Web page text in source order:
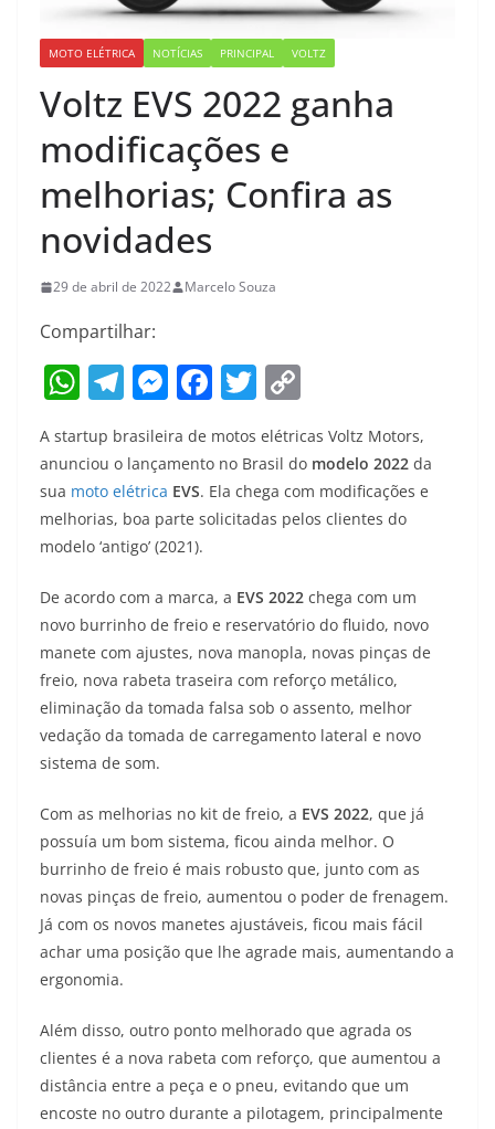
MOTO ELÉTRICA NOTÍCIAS PRINCIPAL VOLTZ
Voltz EVS 2022 ganha
modificações e
melhorias; Confira as
novidades
29 de abril de 2022 Marcelo Souza
Compartilhar:
W
at
s
A
p
p
T
el
e
gr
a
m
M
ss
e
n
g
er
F
c
e
b
o
k
T
w
itt
er
p
y
Li
k
A startup brasileira de motos elétricas Voltz Motors,
anunciou o lançamento no Brasil do modelo 2022 da
sua moto elétrica EVS. Ela chega com modificações e
melhorias, boa parte solicitadas pelos clientes do
modelo ‘antigo’ (2021).
De acordo com a marca, a EVS 2022 chega com um
novo burrinho de freio e reservatório do fluido, novo
manete com ajustes, nova manopla, novas pinças de
freio, nova rabeta traseira com reforço metálico,
eliminação da tomada falsa sob o assento, melhor
vedação da tomada de carregamento lateral e novo
sistema de som.
Com as melhorias no kit de freio, a EVS 2022, que já
possuía um bom sistema, ficou ainda melhor. O
burrinho de freio é mais robusto que, junto com as
novas pinças de freio, aumentou o poder de frenagem.
Já com os novos manetes ajustáveis, ficou mais fácil
achar uma posição que lhe agrade mais, aumentando a
ergonomia.
Além disso, outro ponto melhorado que agrada os
clientes é a nova rabeta com reforço, que aumentou a
distância entre a peça e o pneu, evitando que um
encoste no outro durante a pilotagem, principalmente